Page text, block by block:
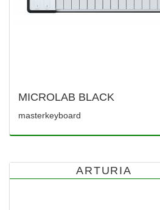
MICROLAB BLACK
masterkeyboard
ARTURIA